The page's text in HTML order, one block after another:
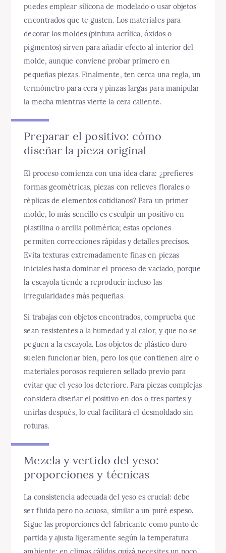
puedes emplear silicona de modelado o usar objetos
encontrados que te gusten. Los materiales para
decorar los moldes (pintura acrílica, óxidos o
pigmentos) sirven para añadir efecto al interior del
molde, aunque conviene probar primero en
pequeñas piezas. Finalmente, ten cerca una regla, un
termómetro para cera y pinzas largas para manipular
la mecha mientras vierte la cera caliente.
Preparar el positivo: cómo
diseñar la pieza original
El proceso comienza con una idea clara: ¿prefieres
formas geométricas, piezas con relieves florales o
réplicas de elementos cotidianos? Para un primer
molde, lo más sencillo es esculpir un positivo en
plastilina o arcilla polimérica; estas opciones
permiten correcciones rápidas y detalles precisos.
Evita texturas extremadamente finas en piezas
iniciales hasta dominar el proceso de vaciado, porque
la escayola tiende a reproducir incluso las
irregularidades más pequeñas.
Si trabajas con objetos encontrados, comprueba que
sean resistentes a la humedad y al calor, y que no se
peguen a la escayola. Los objetos de plástico duro
suelen funcionar bien, pero los que contienen aire o
materiales porosos requieren sellado previo para
evitar que el yeso los deteriore. Para piezas complejas
considera diseñar el positivo en dos o tres partes y
unirlas después, lo cual facilitará el desmoldado sin
roturas.
Mezcla y vertido del yeso:
proporciones y técnicas
La consistencia adecuada del yeso es crucial: debe
ser fluida pero no acuosa, similar a un puré espeso.
Sigue las proporciones del fabricante como punto de
partida y ajusta ligeramente según la temperatura